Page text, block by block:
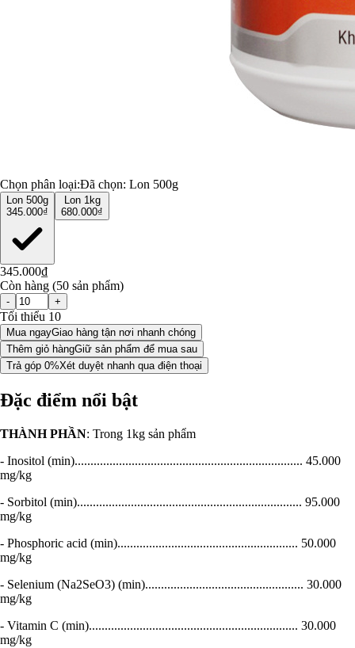
Chọn phân loại:Đã chọn: Lon 500g
Lon 500g
345.000₫
Lon 1kg
680.000₫
345.000₫
Còn hàng (50 sản phẩm)
- +
Tối thiểu 10
Mua ngayGiao hàng tận nơi nhanh chóng
Thêm giỏ hàngGiữ sản phẩm để mua sau
Trả góp 0%Xét duyệt nhanh qua điện thoại
Đặc điểm nổi bật
THÀNH PHẦN: Trong 1kg sản phẩm
- Inositol (min)........................................................................ 45.000
mg/kg
- Sorbitol (min)....................................................................... 95.000
mg/kg
- Phosphoric acid (min)......................................................... 50.000
mg/kg
- Selenium (Na2­SeO3) (min).................................................. 30.000
mg/kg
- Vitamin C (min).................................................................. 30.000
mg/kg